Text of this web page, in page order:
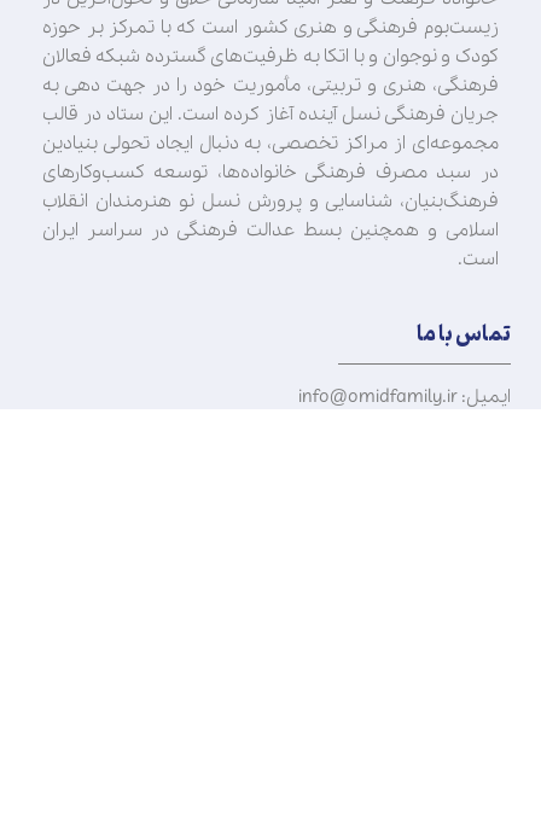
زیست‌بوم فرهنگی و هنری کشور است که با تمرکز بر حوزه
کودک و نوجوان و با اتکا به ظرفیت‌های گسترده شبکه فعالان
فرهنگی، هنری و تربیتی، مأموریت خود را در جهت‌ دهی به
جریان فرهنگی نسل آینده آغاز کرده است. این ستاد در قالب
مجموعه‌ای از مراکز تخصصی، به دنبال ایجاد تحولی بنیادین
در سبد مصرف فرهنگی خانواده‌ها، توسعه کسب‌وکارهای
فرهنگ‌بنیان، شناسایی و پرورش نسل نو هنرمندان انقلاب
اسلامی و همچنین بسط عدالت فرهنگی در سراسر ایران
است.
تماس با ما
ایمیل: info@omidfamily.ir